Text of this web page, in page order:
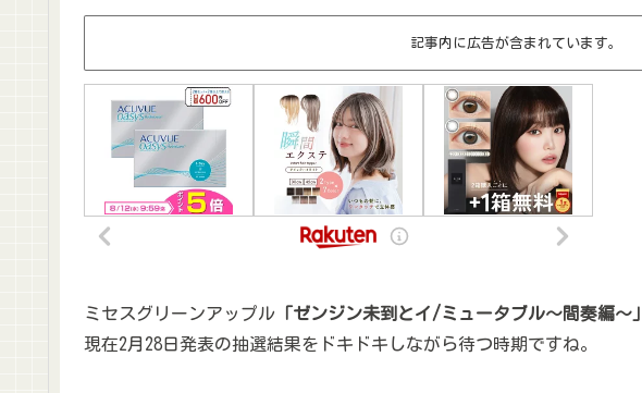
記事内に広告が含まれています。
ミセスグリーンアップル 「ゼンジン未到とイ/ミュータブル〜間奏編〜」
現在2月28日発表の抽選結果をドキドキしながら待つ時期ですね。